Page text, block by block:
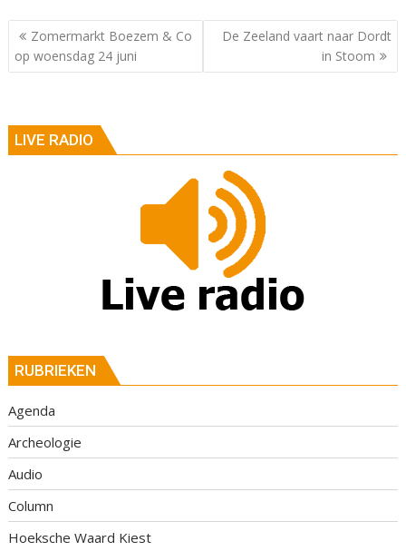
Berichtnavigatie
Zomermarkt Boezem & Co
op woensdag 24 juni
De Zeeland vaart naar Dordt
in Stoom
LIVE RADIO
RUBRIEKEN
Agenda
Archeologie
Audio
Column
Hoeksche Waard Kiest